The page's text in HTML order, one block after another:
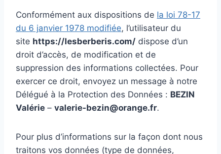
Conformément aux dispositions de la loi 78-17
du 6 janvier 1978 modifiée, l’utilisateur du
site https://lesberberis.com/ dispose d’un
droit d’accès, de modification et de
suppression des informations collectées. Pour
exercer ce droit, envoyez un message à notre
Délégué à la Protection des Données : BEZIN
Valérie – valerie-bezin@orange.fr.
Pour plus d’informations sur la façon dont nous
traitons vos données (type de données,